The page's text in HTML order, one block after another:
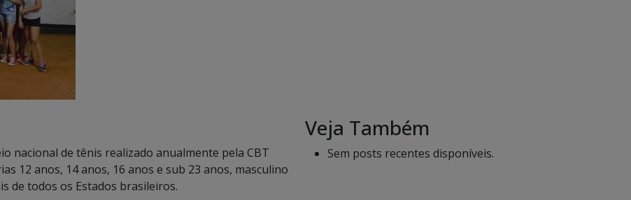
nacional de tênis realizado anualmente pela CBT
12 anos, 14 anos, 16 anos e sub 23 anos, masculino
de todos os Estados brasileiros.
Veja Também
Sem posts recentes disponíveis.